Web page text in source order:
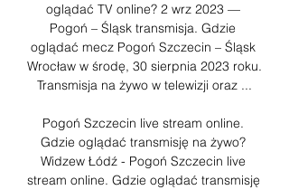
oglądać TV online? 2 wrz 2023 —
Pogoń – Śląsk transmisja. Gdzie
oglądać mecz Pogoń Szczecin – Śląsk
Wrocław w środę, 30 sierpnia 2023 roku.
Transmisja na żywo w telewizji oraz ...
Pogoń Szczecin live stream online.
Gdzie oglądać transmisję na żywo?
﻿Widzew Łódź - Pogoń Szczecin live
stream online. Gdzie oglądać transmisję